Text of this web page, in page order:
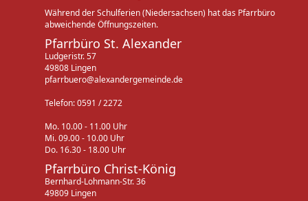
Während der Schulferien (Niedersachsen) hat das Pfarrbüro
abweichende Öffnungszeiten.
Pfarrbüro St. Alexander
Ludgeristr. 57
49808 Lingen
pfarrbuero@alexandergemeinde.de
Telefon: 0591 / 2272
Mo. 10.00 - 11.00 Uhr
Mi. 09.00 - 10.00 Uhr
Do. 16.30 - 18.00 Uhr
Pfarrbüro Christ-König
Bernhard-Lohmann-Str. 36
49809 Lingen